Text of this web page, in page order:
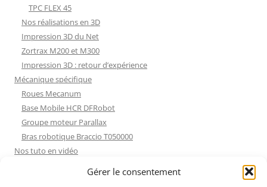
Gérer le consentement
TPC FLEX 45
Nos réalisations en 3D
Impression 3D du Net
Zortrax M200 et M300
Impression 3D : retour d’expérience
Mécanique spécifique
Roues Mecanum
Base Mobile HCR DFRobot
Groupe moteur Parallax
Bras robotique Braccio T050000
Nos tuto en vidéo